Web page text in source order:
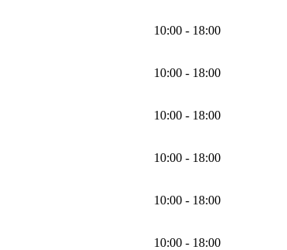
10:00 - 18:00
10:00 - 18:00
10:00 - 18:00
10:00 - 18:00
10:00 - 18:00
10:00 - 18:00